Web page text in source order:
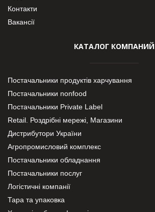
Контакти
Вакансії
КАТАЛОГ КОМПАНИЙ
Постачальники продуктів харчування
Постачальники nonfood
Постачальники Private Label
Retail. Роздрібні мережі, Магазини
Дистрибутори України
Агропромисловий комплекс
Постачальники обладнання
Постачальники послуг
Логістичні компанії
Тара та упаковка